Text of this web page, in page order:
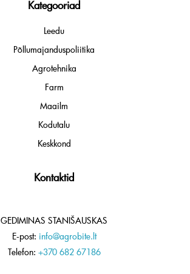
Kategooriad
Leedu
Põllumajanduspoliitika
Agrotehnika
Farm
Maailm
Kodutalu
Keskkond
Kontaktid
GEDIMINAS STANIŠAUSKAS
E-post: info@agrobite.lt
Telefon: +370 682 67186